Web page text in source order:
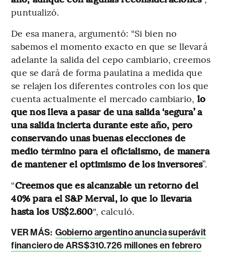
puntualizó.
De esa manera, argumentó: “Si bien no
sabemos el momento exacto en que se llevará
adelante la salida del cepo cambiario, creemos
que se dará de forma paulatina a medida que
se relajen los diferentes controles con los que
cuenta actualmente el mercado cambiario, lo
que nos lleva a pasar de una salida ‘segura’ a
una salida incierta durante este año, pero
conservando unas buenas elecciones de
medio término para el oficialismo, de manera
de mantener el optimismo de los inversores”.
“Creemos que es alcanzable un retorno del
40% para el S&P Merval, lo que lo llevaría
hasta los US$2.600″, calculó.
VER MÁS: Gobierno argentino anuncia superávit
financiero de ARS$310.726 millones en febrero